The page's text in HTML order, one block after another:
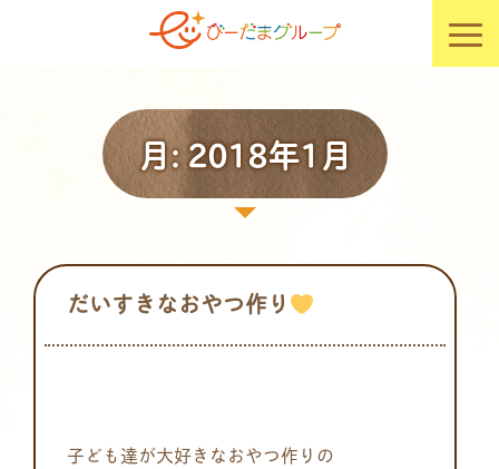
月:2018年1月
だいすきなおやつ作り
子ども達が大好きなおやつ作りの